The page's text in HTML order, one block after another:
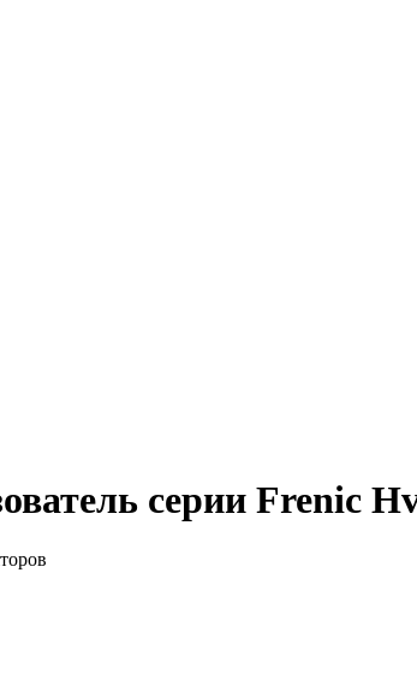
серии Frenic